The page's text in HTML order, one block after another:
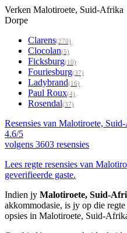
Verken Malotiroete, Suid-Afrika
Dorpe
Clarens(270)
Clocolan(5)
Ficksburg(10)
Fouriesburg(37)
Ladybrand(16)
Paul Roux(4)
Rosendal(37)
Resensies van Malotiroete,
4.6/5
volgens 3603 resensies
Lees regte resensies van
geverifieerde gaste.
Indien jy Malotiroete, Suid-
akkommodasie, is jy op die
opsies in Malotiroete, Suid-